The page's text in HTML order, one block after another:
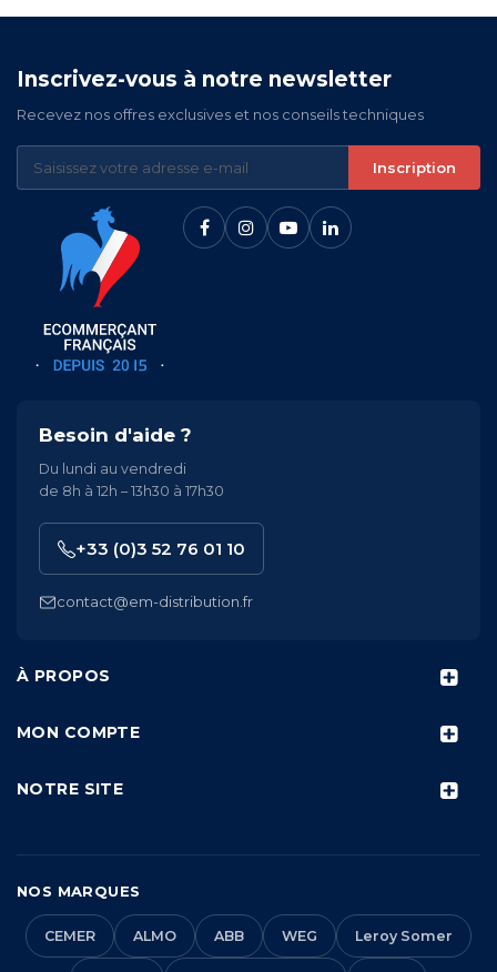
Inscrivez-vous à notre newsletter
Recevez nos offres exclusives et nos conseils techniques
Inscription
À PROPOS
MON COMPTE
NOTRE SITE
Besoin d'aide ?
Du lundi au vendredi
de 8h à 12h – 13h30 à 17h30
+33 (0)3 52 76 01 10
contact@em-distribution.fr
NOS MARQUES
CEMER ALMO ABB WEG Leroy Somer